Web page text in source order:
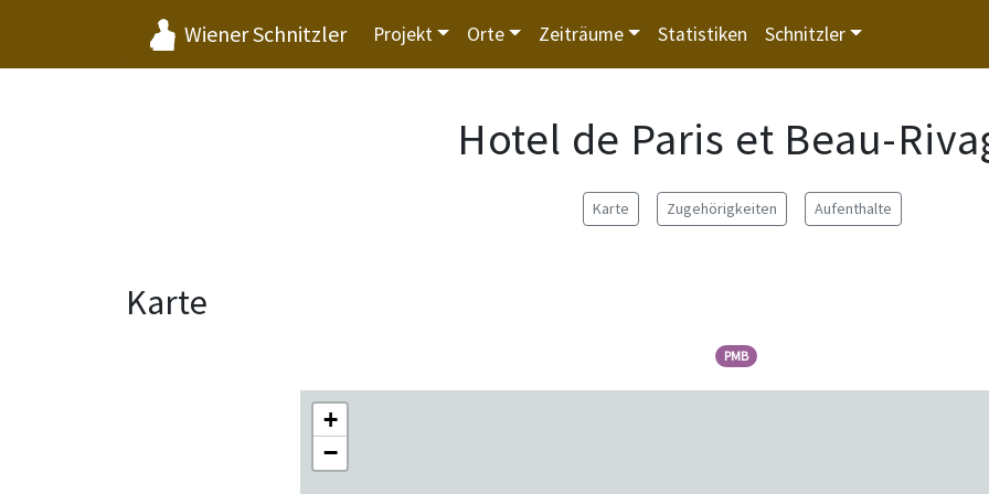
Wiener Schnitzler Projekt Orte Zeiträume Statistiken Schnitzler
Hotel de Paris et Beau-
Karte Zugehörigkeiten Aufenthalte
Karte
PMB
+
−